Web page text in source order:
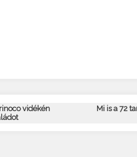
vidékén
Mi is a 72